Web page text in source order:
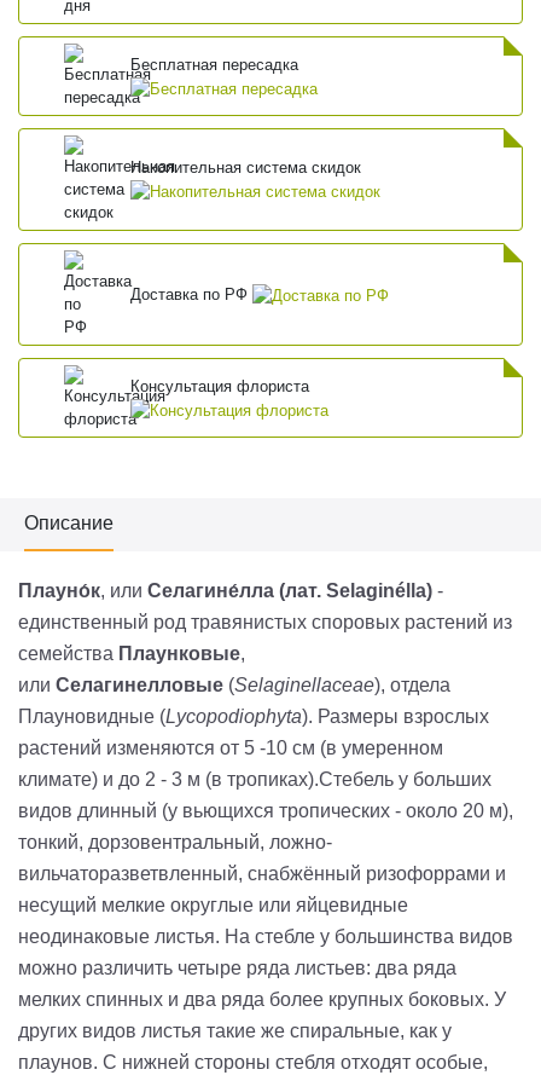
Бесплатная пересадка
Накопительная система скидок
Доставка по РФ
Консультация флориста
Описание
Плауно́к, или Селагине́лла (лат. Selaginélla) -
единственный род травянистых споровых растений из
семейства Плаунковые,
или Селагинелловые (Selaginellaceae), отдела
Плауновидные (Lycopodiophyta). Размеры взрослых
растений изменяются от 5 -10 см (в умеренном
климате) и до 2 - 3 м (в тропиках).Стебель у больших
видов длинный (у вьющихся тропических - около 20 м),
тонкий, дорзовентральный, ложно-
вильчаторазветвленный, снабжённый ризофоррами и
несущий мелкие округлые или яйцевидные
неодинаковые листья. На стебле у большинства видов
можно различить четыре ряда листьев: два ряда
мелких спинных и два ряда более крупных боковых. У
других видов листья такие же спиральные, как у
плаунов. С нижней стороны стебля отходят особые,